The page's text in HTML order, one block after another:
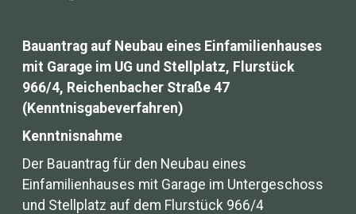
Bauantrag auf Neubau eines Einfamilienhauses
mit Garage im UG und Stellplatz, Flurstück
966/4, Reichenbacher Straße 47
(Kenntnisgabeverfahren)
Kenntnisnahme
Der Bauantrag für den Neubau eines
Einfamilienhauses mit Garage im Untergeschoss
und Stellplatz auf dem Flurstück 966/4